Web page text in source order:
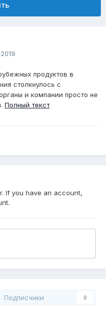
продуктов в
столкнулось с
и компании просто не
Полный текст
If you have an account,
Подписчики 0